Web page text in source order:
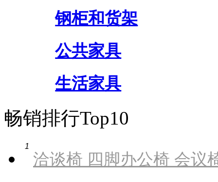
钢柜和货架
公共家具
生活家具
畅销排行Top10
1
洽谈椅 四脚办公椅 会议